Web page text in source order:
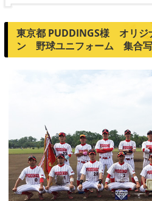
東京都 PUDDINGS様 オリ
ン 野球ユニフォーム 集合